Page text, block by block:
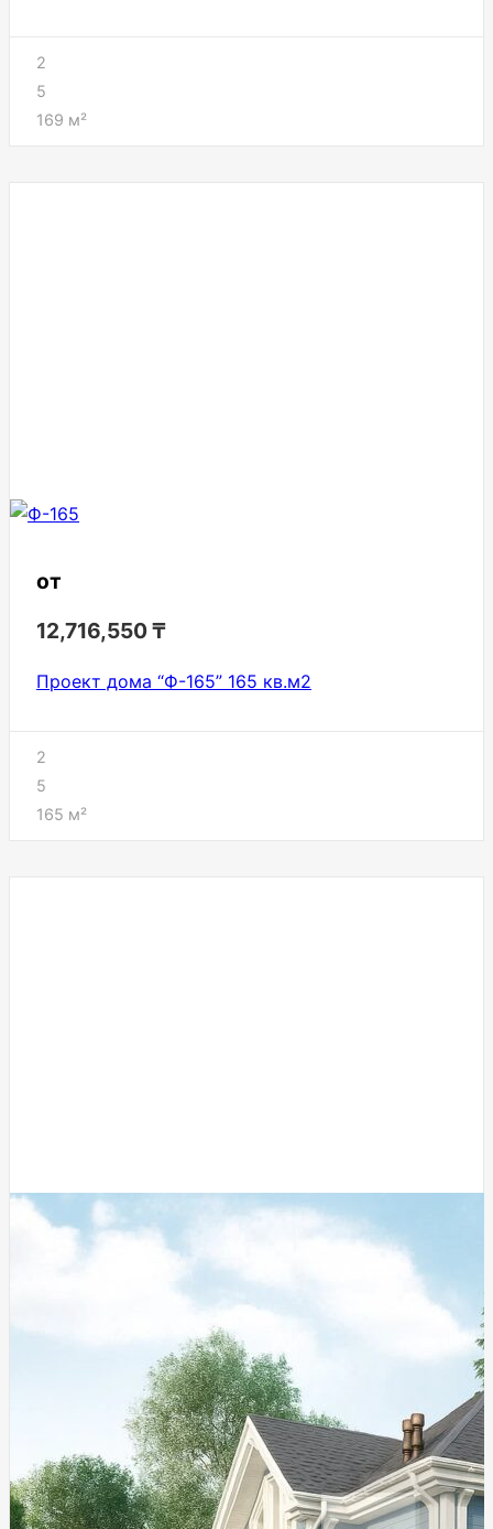
2
5
169 м²
от
12,716,550₸
Проект дома “Ф-165” 165 кв.м2
2
5
165 м²